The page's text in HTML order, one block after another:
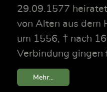
29.09.1577
von Alten aus dem
um 1556, † nach
Verbindung gingen
Mehr...